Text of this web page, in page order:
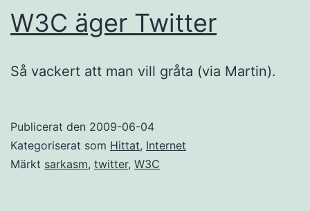
W3C äger Twitter
Så vackert att man vill gråta (via Martin).
Publicerat den 2009-06-04
Kategoriserat som Hittat, Internet
Märkt sarkasm, twitter, W3C